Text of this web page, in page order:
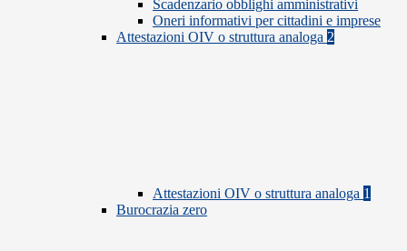
Scadenzario obblighi amministrativi
Oneri informativi per cittadini e imprese
Attestazioni OIV o struttura analoga 2
Attestazioni OIV o struttura analoga 1
Burocrazia zero